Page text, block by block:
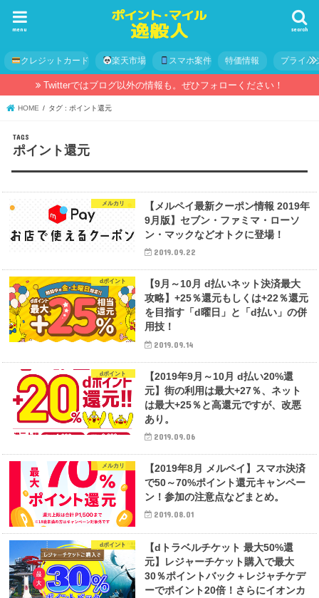
search
menu
クレジットカード 楽天市場 スマホ案件 特価情報 プライバ
Twitterではブログ以外の情報も。ぜひフォローください！
HOME タグ : ポイント還元
ポイント還元
メルカリ
【メルペイ最新クーポン情報 2019年
9月版】セブン・ファミマ・ローソ
ン・マックなどオトクに登場！
2019.09.22
dポイント
【9月～10月 d払いネット決済最大
攻略】+25％還元もしくは+22％還元
を目指す「d曜日」と「d払い」の併
用技！
2019.09.14
dポイント
【2019年9月～10月 d払い20%還
元】街の利用は最大+27％、ネット
は最大+25％と高還元ですが、改悪
あり。
2019.09.06
メルカリ
【2019年8月 メルペイ】スマホ決済
で50～70%ポイント還元キャンペー
ン！参加の注意点などまとめ。
2019.08.01
dポイント
【dトラベルチケット 最大50%還
元】レジャーチケット購入で最大
30％ポイントバック＋レジャチケデ
ーでポイント20倍！さらにイオンカ